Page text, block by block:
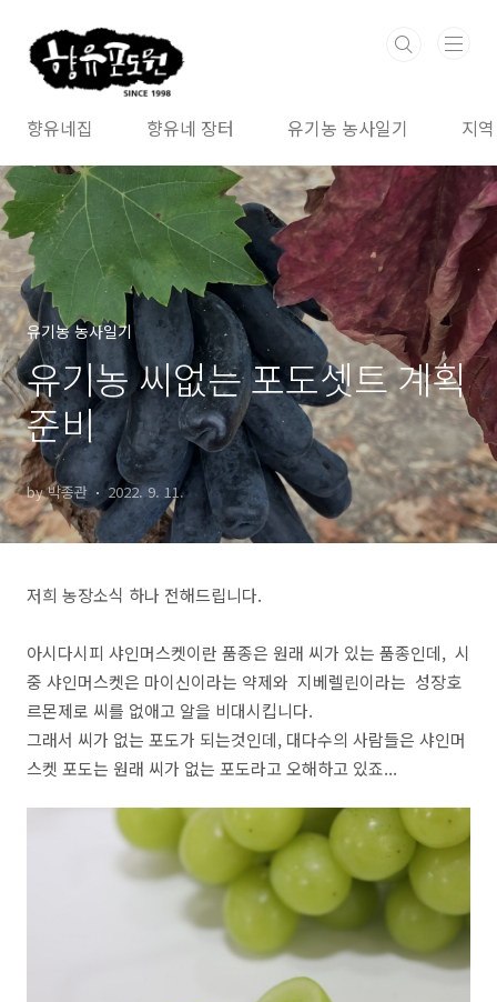
향유네집 향유네 장터 유기농 농사일기 지
유기농 농사일기
유기농 씨없는 포도셋트 계획
준비
by 박종관 2022. 9. 11.
저희 농장소식 하나 전해드립니다.
아시다시피 샤인머스켓이란 품종은 원래 씨가 있는 품종인데, 시
중 샤인머스켓은 마이신이라는 약제와 지베렐린이라는 성장호
르몬제로 씨를 없애고 알을 비대시킵니다.
그래서 씨가 없는 포도가 되는것인데, 대다수의 사람들은 샤인머
스켓 포도는 원래 씨가 없는 포도라고 오해하고 있죠...